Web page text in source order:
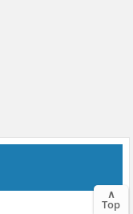
∧
Top